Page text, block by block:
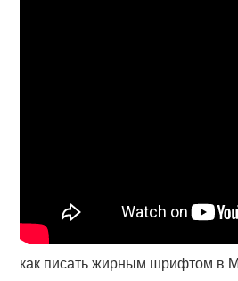
как писать жирным шрифтом в